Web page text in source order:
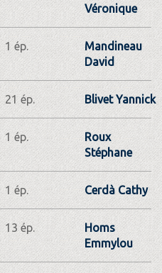
Véronique
1 ép.
Mandineau
David
21 ép. Blivet Yannick
1 ép.
Roux
Stéphane
1 ép. Cerdà Cathy
13 ép.
Homs
Emmylou